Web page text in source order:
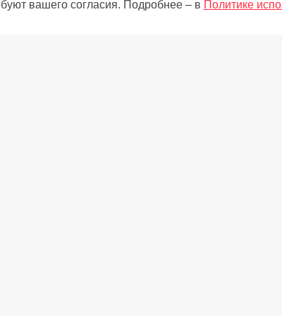
вашего согласия. Подробнее – в Политике